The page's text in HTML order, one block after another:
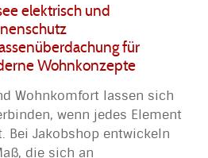
elektrisch und
für
Wohnkonzepte
Wohnkomfort lassen sich
wenn jedes Element
Bei Jakobshop entwickeln
die sich an